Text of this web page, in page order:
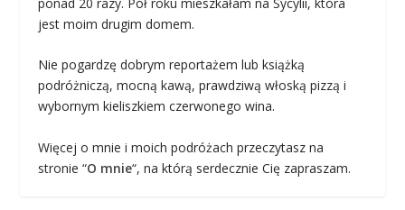
jest moim drugim domem.
Nie pogardzę dobrym reportażem lub książką
podróżniczą, mocną kawą, prawdziwą włoską pizzą i
wybornym kieliszkiem czerwonego wina.
Więcej o mnie i moich podróżach przeczytasz na
stronie “O mnie“, na którą serdecznie Cię zapraszam.